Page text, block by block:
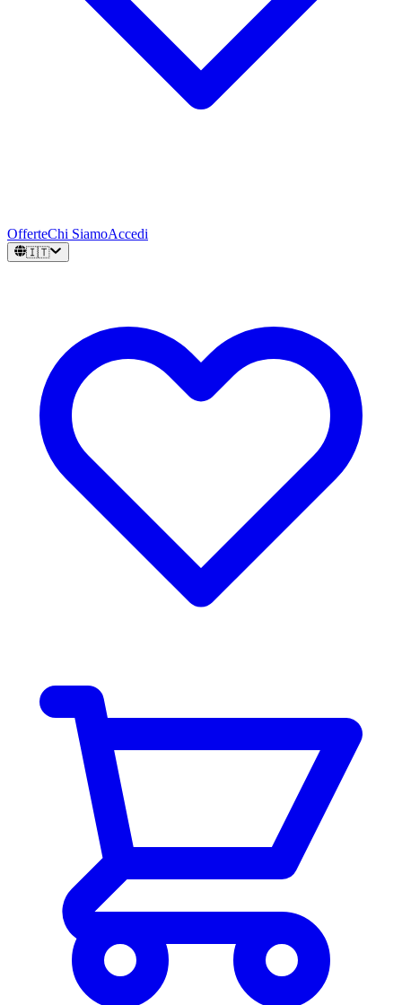
OfferteChi SiamoAccedi
🇮🇹